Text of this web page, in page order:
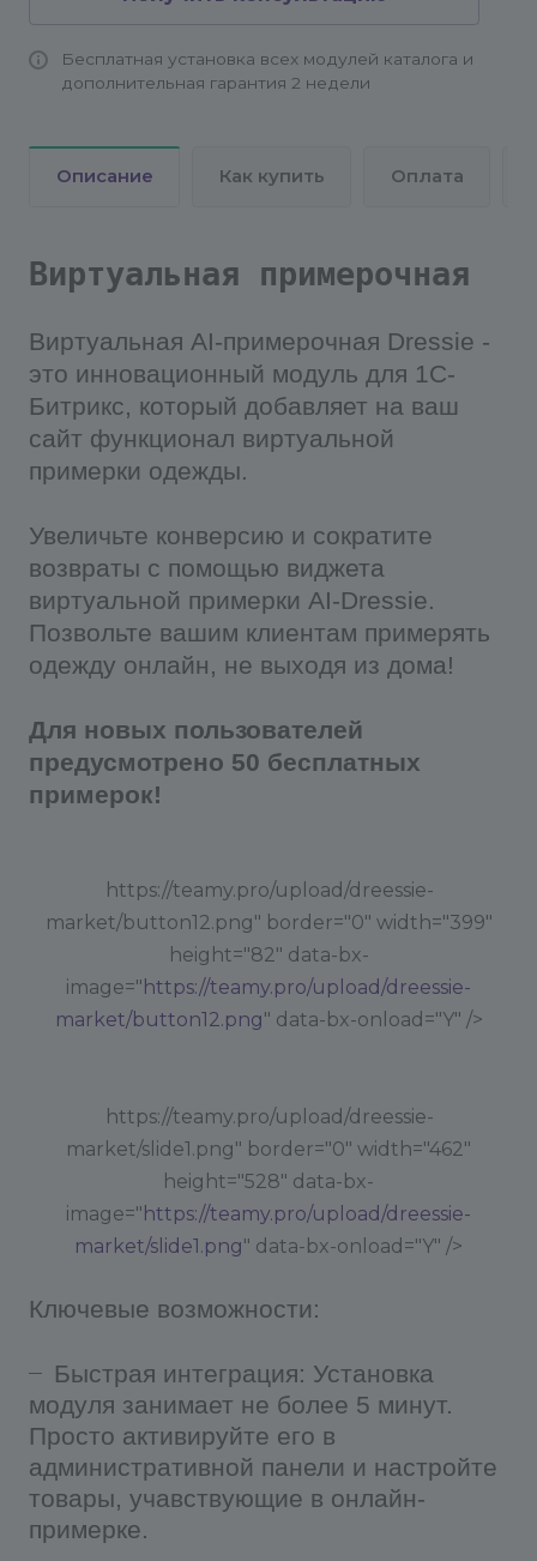
раздела выбрать пункт "Сервисы" -> Виртуальная
Для связи с моделью заполните обязательной
Для новых пользователей предусмотрено 50
В разделе Настройки интеграции в поле "Номер
инфоблока с данными" необходимо выбрать
После нажатий кнопки "Применить" в товарах
указанного инфоблока появятся
дополнительные свойства S44_FITTING_IMG и
S44_CLOTH_TYPE.
Далее, для обеспечения лучшей работы модели,
необходимо в товарах участвующих в примерке
заполнить эти два поля, в первом
(S44_FITTING_IMG) надо подгрузить изображение
одежды, во втором (S44_CLOTH_TYPE) указать
тип одежды: Платье или полный образ, обувь,
По умолчанию, для примерки берется первое
изображение со страницы товара и "полный
образ" для типа одежды.
заполненными свойствами, появится кнопка
Онлайн-примерка!
Для того, чтобы внешний вид окна онлайн-
примерки лучше сочетался с внешним видом
Технические требования: Для работы модуля
необходима библиотека cURL.
Протестировать работу модуля и его настроек
можно здесь: https://dressie.ai/widget-demoили в
информация и особенности настроек
технической поддержки, вопросам доработок и
особых условий по стилизации виджета.
Мы стараемся обработать все запросы в
течение 1 рабочего дня. Специалисты
поддержки отвечают на письма в порядке
Бесплатная установка всех модулей каталога и
дополнительная гарантия 2 недели
Описание Как купить Оплата
Виртуальная примерочная
Виртуальная AI-примерочная Dressie -
это инновационный модуль для 1С-
Битрикс, который добавляет на ваш
сайт функционал виртуальной
примерки одежды.
Увеличьте конверсию и сократите
возвраты с помощью виджета
виртуальной примерки AI-Dressie.
Позвольте вашим клиентам примерять
одежду онлайн, не выходя из дома!
Для новых пользователей
предусмотрено 50 бесплатных
примерок!
https://teamy.pro/upload/dreessie-
market/button12.png" border="0" width="399"
height="82" data-bx-
image=" https://teamy.pro/upload/dreessie-
market/button12.png" data-bx-onload="Y" />
https://teamy.pro/upload/dreessie-
market/slide1.png" border="0" width="462"
height="528" data-bx-
image=" https://teamy.pro/upload/dreessie-
market/slide1.png" data-bx-onload="Y" />
Ключевые возможности:
Быстрая интеграция: Установка
модуля занимает не более 5 минут.
Просто активируйте его в
административной панели и настройте
товары, учавствующие в онлайн-
примерке.